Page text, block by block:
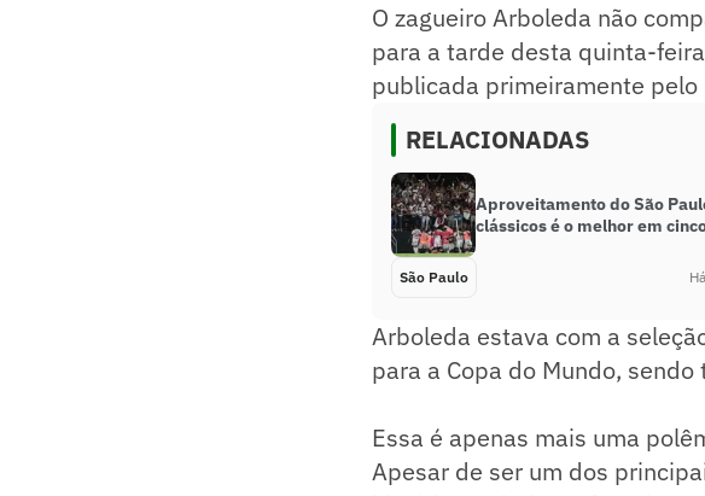
O zagueiro Arboleda não
para a tarde desta quinta-
publicada primeiramente pelo
RELACIONADAS
Aproveitamento do São
clássicos é o melhor em
São Paulo
Arboleda estava com a
para a Copa do Mundo,
Essa é apenas mais uma
Apesar de ser um dos